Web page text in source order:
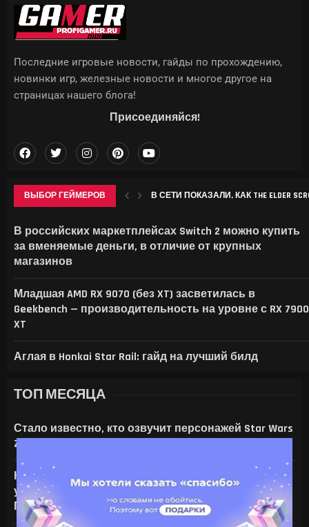
ВЫБОР ГЕЙМЕРОВ В СЕТИ ПОКАЗАЛИ, КАК THE ELDER
В российских маркетплейсах Switch 2 можно купить
за вменяемые деньги, в отличие от крупных
магазинов
Младшая AMD RX 9070 (без XT) засветилась в
Geekbench — производительность на уровне с RX 7900
XT
Аглая в Honkai Star Rail: гайд на лучший билд
Последние игровые новости, гайды по прохождению,
новинки игр, железные новости и многое другое на
страницах нашего блога!
Присоединяйся!
ТОП МЕСЯЦА
Стало известно, кто озвучит персонажей Star Wars
Zero Company
На что только не идут ради ИИ — энтузиаст
установил серверную NVIDIA Tesla V100 в игровой
ПК с RTX 4080